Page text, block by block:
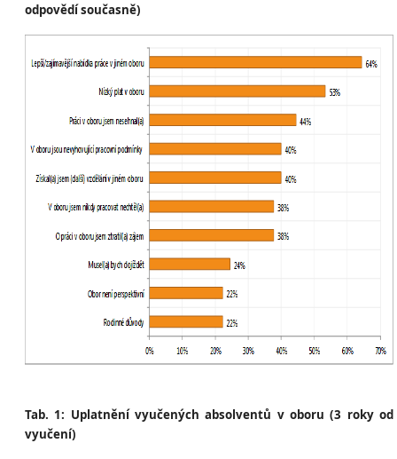
odpovědí současně)
Tab. 1: Uplatnění vyučených absolventů v oboru (3 roky od
vyučení)